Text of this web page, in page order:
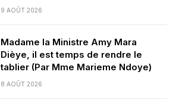
9 AOÛT 2026
Madame la Ministre Amy Mara
Dièye, il est temps de rendre le
tablier (Par Mme Marieme Ndoye)
8 AOÛT 2026